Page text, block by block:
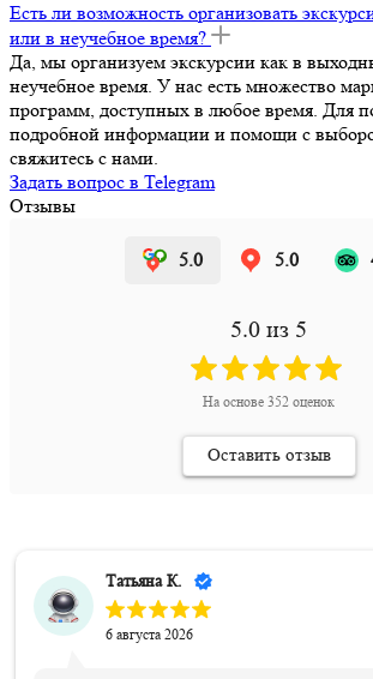
Есть ли возможность организовать
или в неучебное время?
Да, мы организуем экскурсии как в
неучебное время. У нас есть множество
программ, доступных в любое время. Для
подробной информации и помощи с
свяжитесь с нами.
Задать вопрос в Telegram
Отзывы
5.0 5.0
5.0 из 5
На основе 352 оценок
Оставить отзыв
Татьяна К.
6 августа 2026